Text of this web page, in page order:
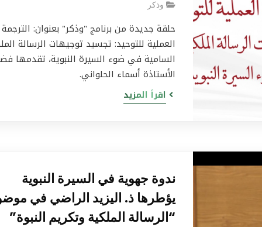
وذكر
حلقة جديدة من برنامج "وذكر" بعنوان: الترجمة
العملية للتوحيد: تجسيد توجيهات الرسالة
السامية في ضوء السيرة النبوية، تقدمها
الأستاذة أسماء الحلواني.
اقرأ المزيد
ندوة جهوية في السيرة النبوية
يؤطرها ذ. اليزيد الراضي في
“الرسالة الملكية وتكريم النبوة”